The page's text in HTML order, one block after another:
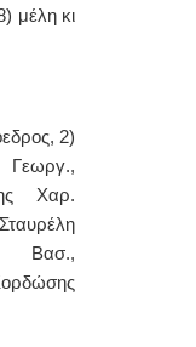
μέλη κι
2)
Γεωργ.,
Χαρ.
Βασ.,